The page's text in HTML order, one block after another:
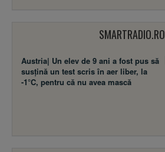
SMARTRADIO.RO
Austria| Un elev de 9 ani a fost pus să
susţină un test scris în aer liber, la
-1°C, pentru că nu avea mască